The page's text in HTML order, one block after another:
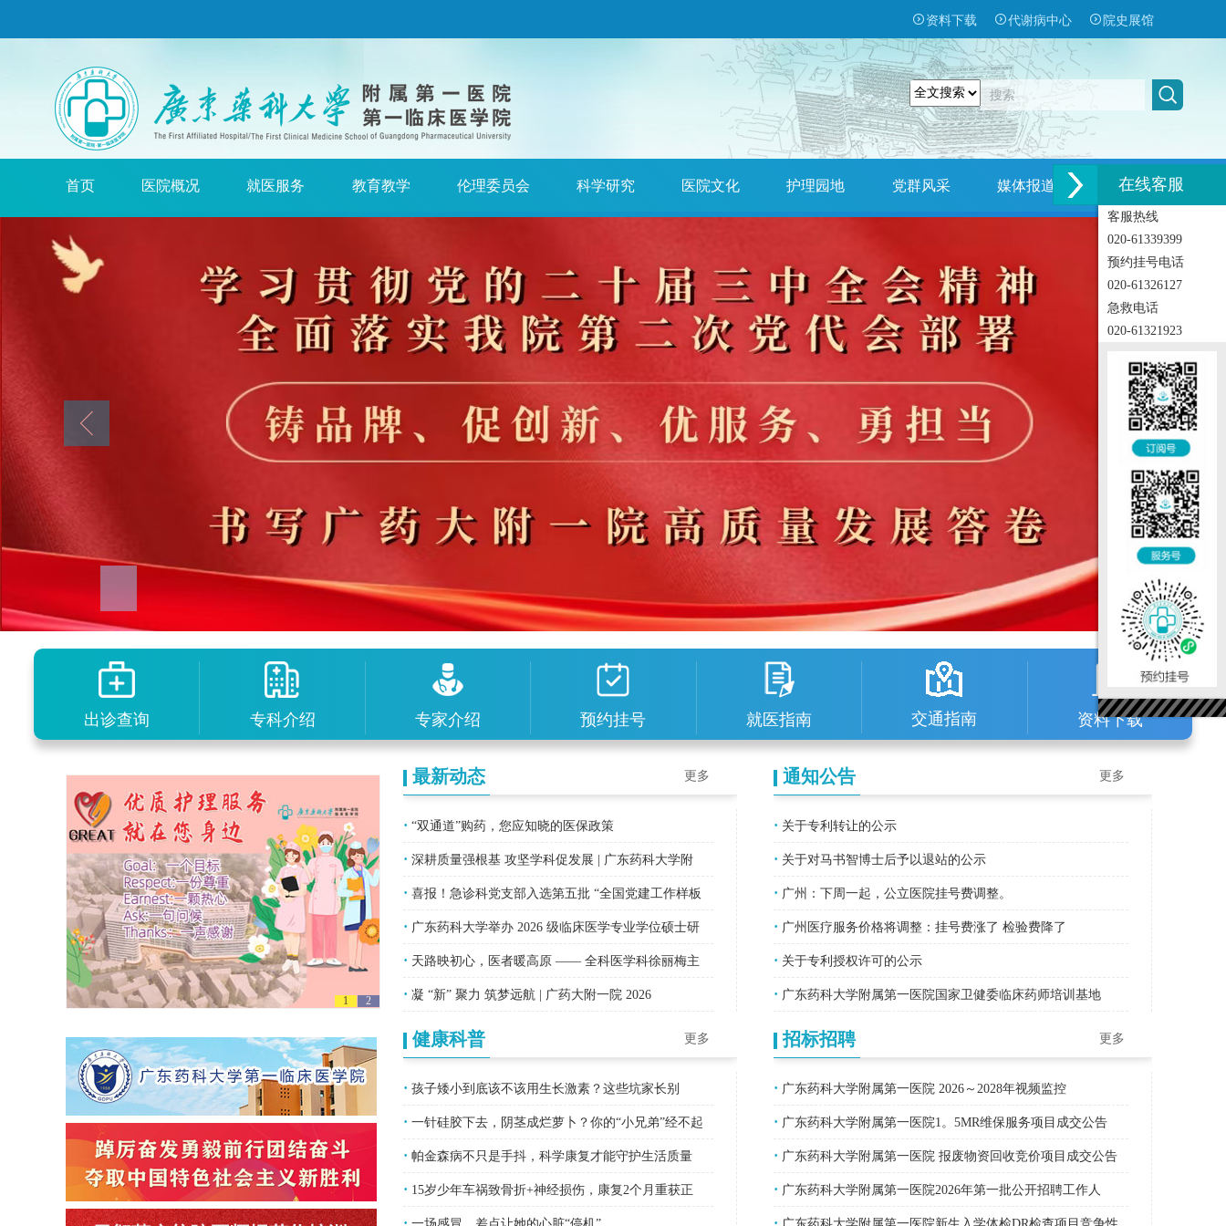
在线客服
客服热线
020-61339399
预约挂号电话
020-61326127
急救电话
020-61321923
资料下载 代谢病中心 院史展馆
首页 医院概况 就医服务 教育教学 伦理委员会 科学研究 医院文化 护理园地 党群风采 媒体报道 招标招聘
出诊查询 专科介绍 专家介绍 预约挂号 就医指南 交通指南 资料下载
1 2
更多
最新动态
· “双通道”购药，您应知晓的医保政策
· 深耕质量强根基 攻坚学科促发展 | 广东药科大学附
属第
· 喜报！急诊科党支部入选第五批 “全国党建工作样板
支部”
· 广东药科大学举办 2026 级临床医学专业学位硕士研
究
· 天路映初心，医者暖高原 —— 全科医学科徐丽梅主
任赴青
· 凝 “新” 聚力 筑梦远航 | 广药大附一院 2026
更多
通知公告
· 关于专利转让的公示
· 关于对马书智博士后予以退站的公示
· 广州：下周一起，公立医院挂号费调整。
· 广州医疗服务价格将调整：挂号费涨了 检验费降了
· 关于专利授权许可的公示
· 广东药科大学附属第一医院国家卫健委临床药师培训基地
（紧
更多
健康科普
· 孩子矮小到底该不该用生长激素？这些坑家长别
踩！
· 一针硅胶下去，阴茎成烂萝卜？你的“小兄弟”经不起
这样D
· 帕金森病不只是手抖，科学康复才能守护生活质量
· 15岁少年车祸致骨折+神经损伤，康复2个月重获正
常步态
·
更多
招标招聘
· 广东药科大学附属第一医院 2026～2028年视频监控
· 广东药科大学附属第一医院1。5MR维保服务项目成交公告
· 广东药科大学附属第一医院 报废物资回收竞价项目成交公告
· 广东药科大学附属第一医院2026年第一批公开招聘工作人
·